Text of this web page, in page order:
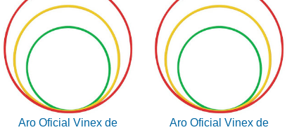
Aro Oficial Vinex de Aro Oficial Vinex de